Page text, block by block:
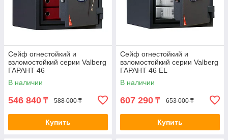
Сейф огнестойкий и
взломостойкий серии Valberg
ГАРАНТ 46
В наличии
546 840 ₸ 588 000 ₸
Купить
Сейф огнестойкий и
взломостойкий серии Valberg
ГАРАНТ 46 EL
В наличии
607 290 ₸ 653 000 ₸
Купить